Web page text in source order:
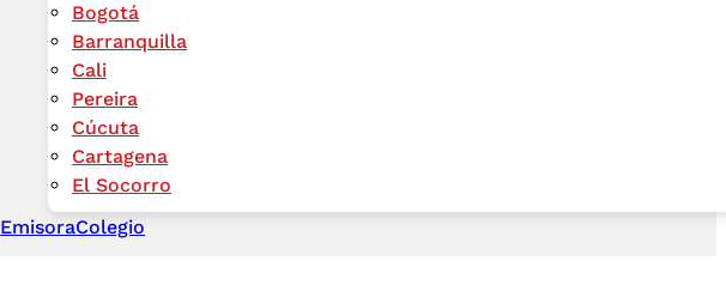
Bogotá
Barranquilla
Cali
Pereira
Cúcuta
Cartagena
El Socorro
EmisoraColegio